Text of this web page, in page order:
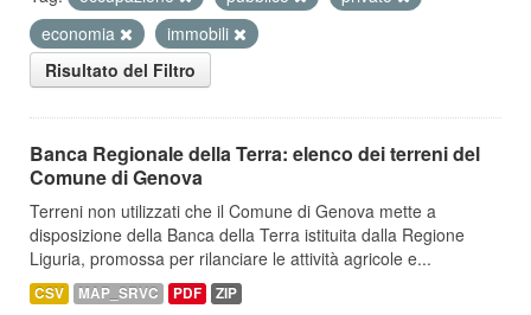
economia
immobili
Risultato del Filtro
Banca Regionale della Terra: elenco dei terreni del
Comune di Genova
Terreni non utilizzati che il Comune di Genova mette a
disposizione della Banca della Terra istituita dalla Regione
Liguria, promossa per rilanciare le attività agricole e...
CSV MAP_SRVC PDF ZIP